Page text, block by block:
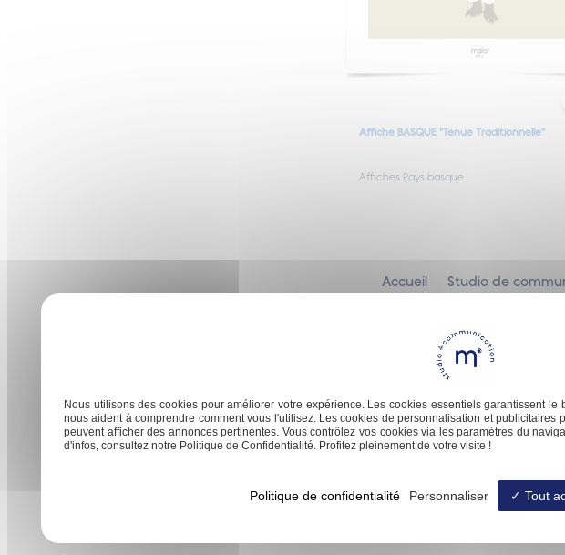
Affiche BASQUE "Tenue Traditionnelle"
Affiches Pays basque
Accueil Studio de
40160 Parentis-en-Born
Nous utilisons des cookies pour améliorer votre expérience. Les cookies essentiels garantissent
nous aident à comprendre comment vous l'utilisez. Les cookies de personnalisation et publicitaires
peuvent afficher des annonces pertinentes. Vous contrôlez vos cookies via les paramètres du
d'infos, consultez notre Politique de Confidentialité. Profitez pleinement de votre visite !
Tout
Personnaliser
Politique de confidentialité